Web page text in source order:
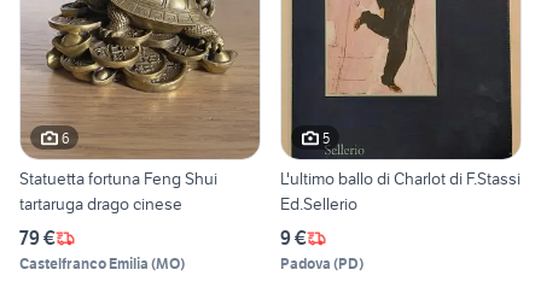
6
Statuetta fortuna Feng Shui
tartaruga drago cinese
79 €
Castelfranco Emilia (MO)
5
L'ultimo ballo di Charlot di F.Stassi
Ed.Sellerio
9 €
Padova (PD)